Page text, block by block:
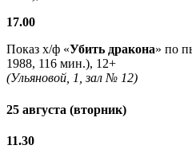
17.00
Показ х/ф «Убить дракона» по
1988, 116 мин.), 12+
(Ульяновой, 1, зал № 12)
25 августа (вторник)
11.30